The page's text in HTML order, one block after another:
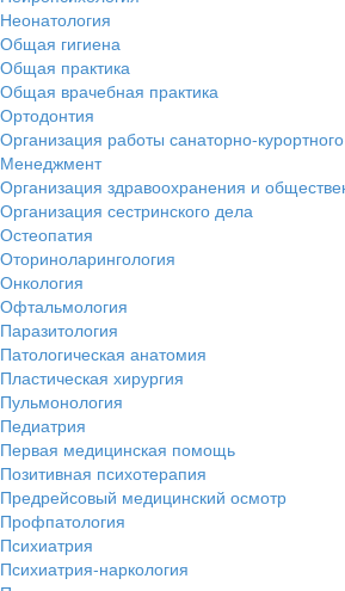
Неонатология
Общая гигиена
Общая практика
Общая врачебная практика
Ортодонтия
Организация работы санаторно-
Менеджмент
Организация здравоохранения и
Организация сестринского дела
Остеопатия
Оториноларингология
Онкология
Офтальмология
Паразитология
Патологическая анатомия
Пластическая хирургия
Пульмонология
Педиатрия
Первая медицинская помощь
Позитивная психотерапия
Предрейсовый медицинский осмотр
Профпатология
Психиатрия
Психиатрия-наркология